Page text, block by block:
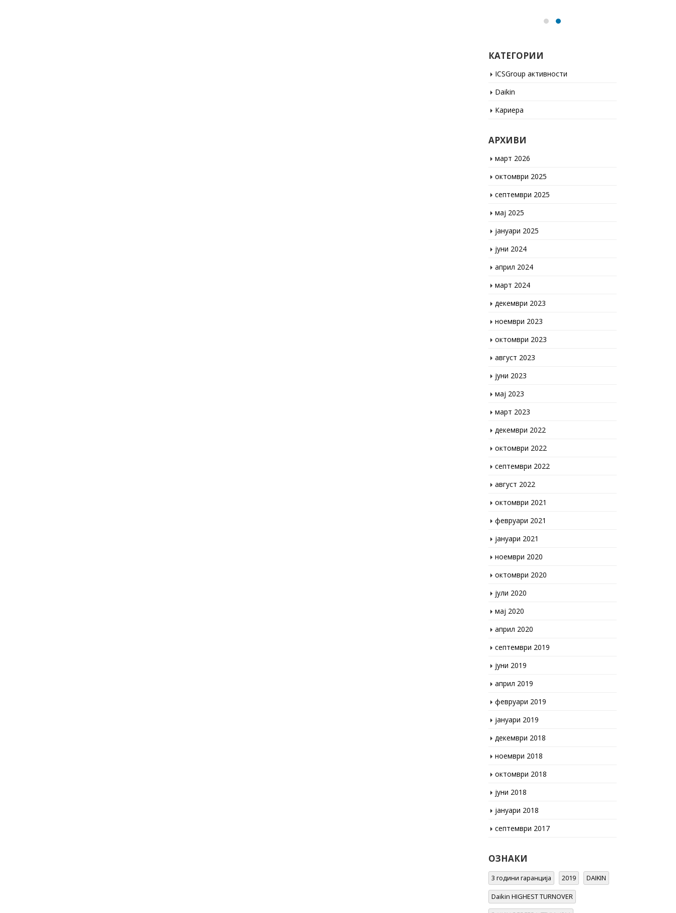
ICSGroup активности
Daikin
Кариера
март 2026
октомври 2025
септември 2025
мај 2025
јануари 2025
јуни 2024
април 2024
март 2024
декември 2023
ноември 2023
октомври 2023
август 2023
јуни 2023
мај 2023
март 2023
декември 2022
октомври 2022
септември 2022
август 2022
октомври 2021
февруари 2021
јануари 2021
ноември 2020
октомври 2020
јули 2020
мај 2020
април 2020
септември 2019
јуни 2019
април 2019
февруари 2019
јануари 2019
декември 2018
ноември 2018
октомври 2018
јуни 2018
јануари 2018
септември 2017
Daikin HIGHEST TURNOVER
DAIKIN PERFERA FTXM-42M